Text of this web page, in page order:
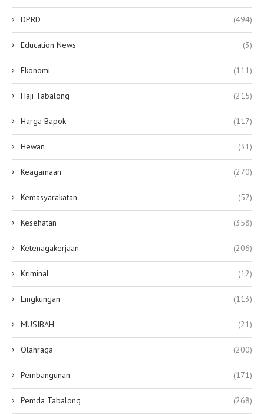
DPRD (494)
Education News (3)
Ekonomi (111)
Haji Tabalong (215)
Harga Bapok (117)
Hewan (31)
Keagamaan (270)
Kemasyarakatan (57)
Kesehatan (358)
Ketenagakerjaan (206)
Kriminal (12)
Lingkungan (113)
MUSIBAH (21)
Olahraga (200)
Pembangunan (171)
Pemda Tabalong (268)